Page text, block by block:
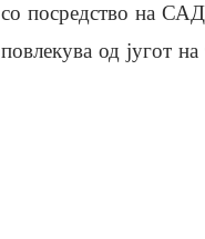
со посредство на
повлекува од југот на